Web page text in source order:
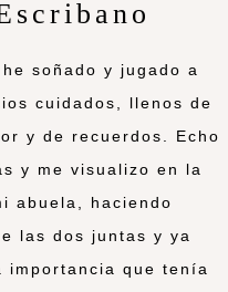
soñado y jugado a
cuidados, llenos de
y de recuerdos. Echo
y me visualizo en la
abuela, haciendo
las dos juntas y ya
importancia que tenía